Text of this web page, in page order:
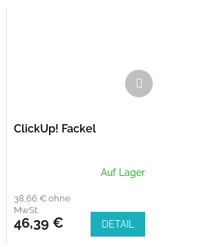
ClickUp! Fackel
Auf Lager
38,66 € ohne
MwSt.
46,39 € DETAIL
Nächstes
Produkt